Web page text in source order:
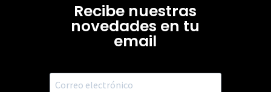
Recibe nuestras
novedades en tu
email